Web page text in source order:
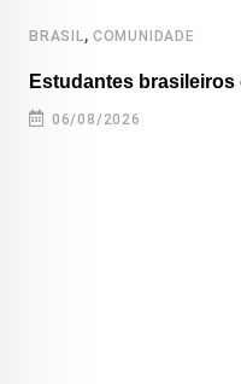
BRASIL, COMUNIDADE
Estudantes
06/08/2026